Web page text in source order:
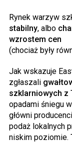
Rynek warzyw
stabilny, albo
wzrostem cen
(chociaż były
Jak wskazuje
zgłaszali
szklarniowych z
opadami śniegu
główni
podaż lokalnych
niskim poziomie.